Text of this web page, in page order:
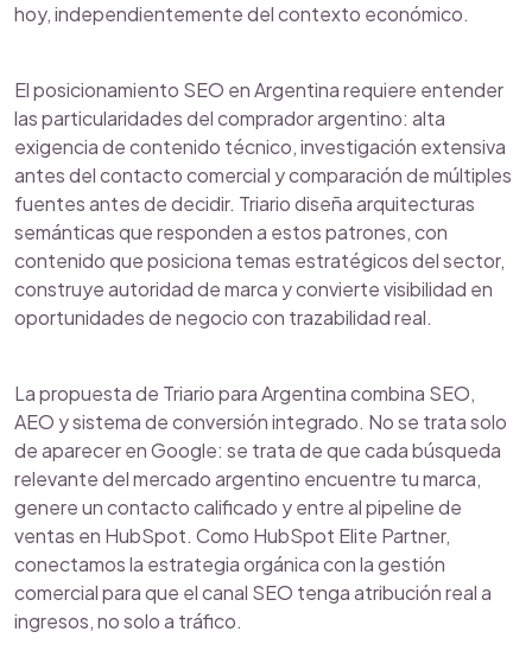
hoy, independientemente del contexto económico.
El posicionamiento SEO en Argentina requiere entender
las particularidades del comprador argentino: alta
exigencia de contenido técnico, investigación extensiva
antes del contacto comercial y comparación de múltiples
fuentes antes de decidir. Triario diseña arquitecturas
semánticas que responden a estos patrones, con
contenido que posiciona temas estratégicos del sector,
construye autoridad de marca y convierte visibilidad en
oportunidades de negocio con trazabilidad real.
La propuesta de Triario para Argentina combina SEO,
AEO y sistema de conversión integrado. No se trata solo
de aparecer en Google: se trata de que cada búsqueda
relevante del mercado argentino encuentre tu marca,
genere un contacto calificado y entre al pipeline de
ventas en HubSpot. Como HubSpot Elite Partner,
conectamos la estrategia orgánica con la gestión
comercial para que el canal SEO tenga atribución real a
ingresos, no solo a tráfico.